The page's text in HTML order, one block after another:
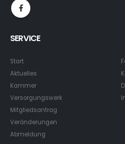
SERVICE
Start
Aktuelles
Kammer
Versorgungswerk
Mitgliedsantrag
Veränderungen
Abmeldung